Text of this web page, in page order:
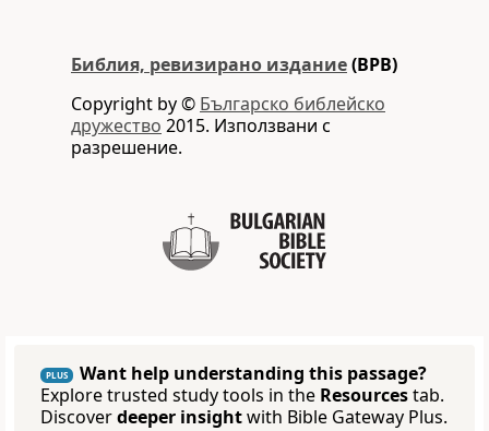
Библия, ревизирано издание(BPB)
Copyright by © Българско библейско
дружество 2015. Използвани с
разрешение.
PLUS
Want help understanding this passage?
Explore trusted study tools in the Resourcestab.
Discoverdeeper insightwith Bible Gateway Plus.